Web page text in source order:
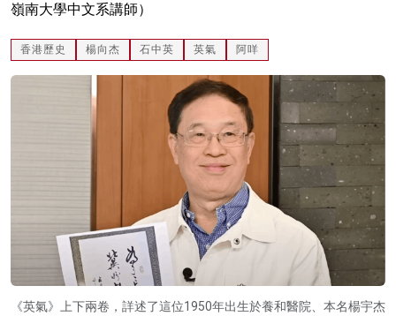
嶺南大學中文系講師）
香港歷史 楊向杰 石中英 英氣 阿咩
《英氣》上下兩卷，詳述了這位1950年出生於養和醫院、本名楊宇杰